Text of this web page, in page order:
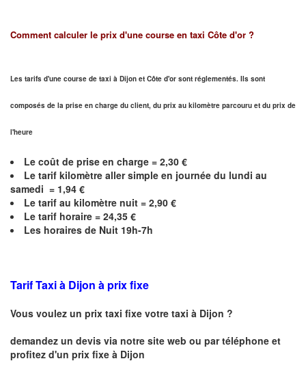
Comment calculer le prix d'une course en taxi Côte d'or ?
Les tarifs d'une course de taxi à Dijon et Côte d'or sont réglementés. Ils sont
composés de la prise en charge du client, du prix au kilomètre parcouru et du prix de
l'heure
Le coût de prise en charge = 2,30 €
Le tarif kilomètre aller simple en journée du lundi au
samedi = 1,94 €
Le tarif au kilomètre nuit = 2,90 €
Le tarif horaire = 24,35 €
Les horaires de Nuit 19h-7h
Tarif Taxi à Dijon à prix fixe
Vous voulez un prix taxi fixe votre taxi à Dijon ?
demandez un devis via notre site web ou par téléphone et
profitez d'un prix fixe à Dijon